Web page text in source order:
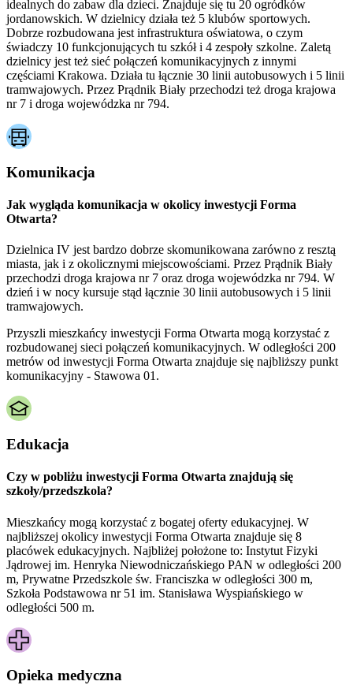
idealnych do zabaw dla dzieci. Znajduje się tu 20 ogródków
jordanowskich. W dzielnicy działa też 5 klubów sportowych.
Dobrze rozbudowana jest infrastruktura oświatowa, o czym
świadczy 10 funkcjonujących tu szkół i 4 zespoły szkolne. Zaletą
dzielnicy jest też sieć połączeń komunikacyjnych z innymi
częściami Krakowa. Działa tu łącznie 30 linii autobusowych i 5 linii
tramwajowych. Przez Prądnik Biały przechodzi też droga krajowa
nr 7 i droga wojewódzka nr 794.
Komunikacja
Jak wygląda komunikacja w okolicy inwestycji Forma
Otwarta?
Dzielnica IV jest bardzo dobrze skomunikowana zarówno z resztą
miasta, jak i z okolicznymi miejscowościami. Przez Prądnik Biały
przechodzi droga krajowa nr 7 oraz droga wojewódzka nr 794. W
dzień i w nocy kursuje stąd łącznie 30 linii autobusowych i 5 linii
tramwajowych.
Przyszli mieszkańcy inwestycji Forma Otwarta mogą korzystać z
rozbudowanej sieci połączeń komunikacyjnych. W odległości 200
metrów od inwestycji Forma Otwarta znajduje się najbliższy punkt
komunikacyjny - Stawowa 01.
Edukacja
Czy w pobliżu inwestycji Forma Otwarta znajdują się
szkoły/przedszkola?
Mieszkańcy mogą korzystać z bogatej oferty edukacyjnej. W
najbliższej okolicy inwestycji Forma Otwarta znajduje się 8
placówek edukacyjnych. Najbliżej położone to: Instytut Fizyki
Jądrowej im. Henryka Niewodniczańskiego PAN w odległości 200
m, Prywatne Przedszkole św. Franciszka w odległości 300 m,
Szkoła Podstawowa nr 51 im. Stanisława Wyspiańskiego w
odległości 500 m.
Opieka medyczna